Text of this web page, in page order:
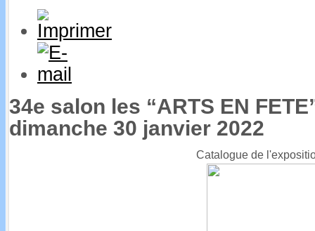
34e salon les “ARTS EN
dimanche 30 janvier 2022
Catalogue de